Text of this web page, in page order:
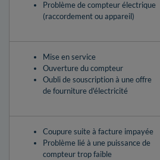
Problème de compteur électrique
(raccordement ou appareil)
Mise en service
Ouverture du compteur
Oubli de souscription à une offre
de fourniture d'électricité
Coupure suite à facture impayée
Problème lié à une puissance de
compteur trop faible